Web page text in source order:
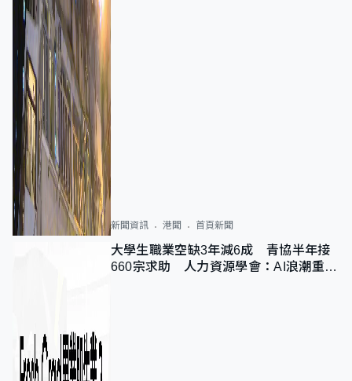
新聞資訊 港聞 首頁新聞
大學生職業空缺3年減6成 青協半年接
660宗求助 人力資源學會：AI浪潮重整